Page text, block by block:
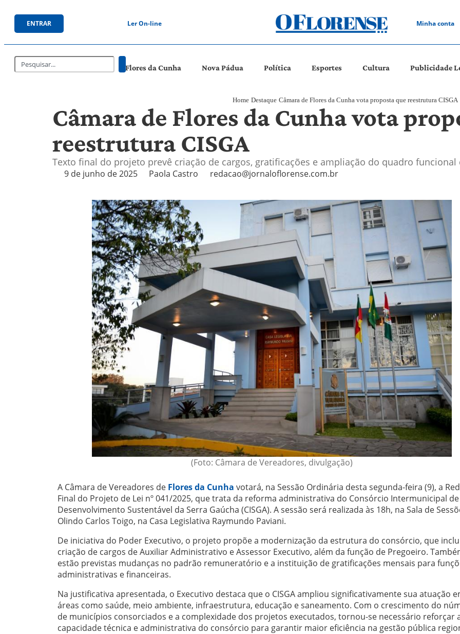
ENTRAR Ler On-line Minha conta
Flores da Cunha Nova Pádua Política Esportes Cultura Publicidade
Home Destaque Câmara de Flores da Cunha vota proposta que reestrutura CISGA
Câmara de Flores da Cunha vota
reestrutura CISGA
Texto final do projeto prevê criação de cargos, gratificações e ampliação do quadro
9 de junho de 2025 Paola Castro redacao@jornaloflorense.com.br
(Foto: Câmara de Vereadores, divulgação)
A Câmara de Vereadores de Flores da Cunha votará, na Sessão Ordinária desta segunda-feira (9), a
Final do Projeto de Lei nº 041/2025, que trata da reforma administrativa do Consórcio Intermunicipal de
Desenvolvimento Sustentável da Serra Gaúcha (CISGA). A sessão será realizada às 18h, na Sala de
Olindo Carlos Toigo, na Casa Legislativa Raymundo Paviani.
De iniciativa do Poder Executivo, o projeto propõe a modernização da estrutura do consórcio, que
criação de cargos de Auxiliar Administrativo e Assessor Executivo, além da função de Pregoeiro.
estão previstas mudanças no padrão remuneratório e a instituição de gratificações mensais para
administrativas e financeiras.
Na justificativa apresentada, o Executivo destaca que o CISGA ampliou significativamente sua atuação
áreas como saúde, meio ambiente, infraestrutura, educação e saneamento. Com o crescimento do
de municípios consorciados e a complexidade dos projetos executados, tornou-se necessário reforçar
capacidade técnica e administrativa do consórcio para garantir maior eficiência na gestão pública